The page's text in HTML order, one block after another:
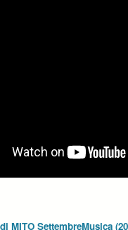
MITO SettembreMusica